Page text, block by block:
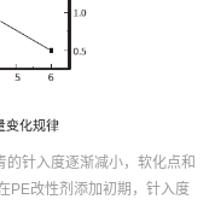
针入度逐渐减小，软化点和
PE改性剂添加初期，针入度